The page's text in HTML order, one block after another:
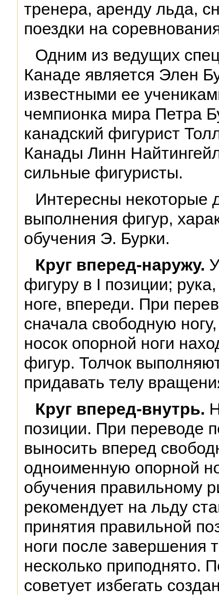
тренера, аренду льда,
поездки на
Одним из ведущих
Канаде является Элен
известными ее
чемпионка мира Петра
канадский фигурист
Канады Линн
сильные фигуристы.
Интересны некоторые
выполнения фигур,
обучения Э. Бурки.
Круг вперед-наружу.
фигуру в I позиции;
ноге, впереди. При
сначала свободную
носок опорной ноги
фигур. Толчок
придавать телу
Круг вперед-внутрь.
позиции. При переводе
выносить вперед
одноименную опорной
обучения правильному
рекомендует на льду
принятия правильной
ноги после завершения
несколько приподнято.
советует избегать